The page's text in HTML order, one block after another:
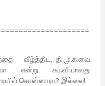
– வீழ்த்திட, தி.மு.க.வை
என்று சுப.வீ.யாவது
சொன்னாரா? இல்லை!